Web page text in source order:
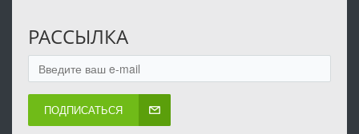
РАССЫЛКА
ПОДПИСАТЬСЯ